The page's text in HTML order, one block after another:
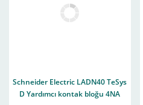
Schneider Electric LADN40 TeSys
D Yardımcı kontak bloğu 4NA